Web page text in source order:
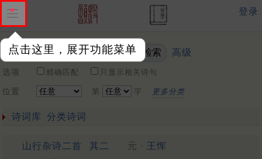
点击这里，展开功能菜单
登录
关键词 高级
选项 精确匹配 只显示相关诗句
位置 第 字 更多分类
诗词库 分类诗词
山行杂诗二首 其二 元 · 王恽